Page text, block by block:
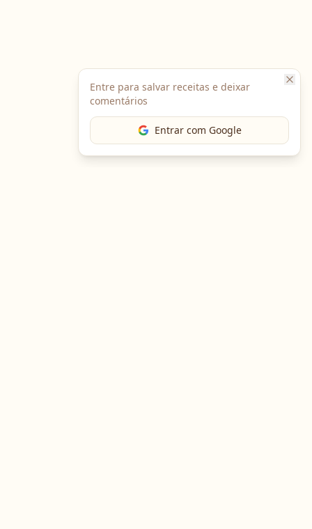
Entre para salvar receitas e deixar
comentários
Entrar com Google